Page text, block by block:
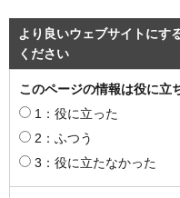
より良いウェブサイトにす
ください
このページの情報は役に立
1：役に立った
2：ふつう
3：役に立たなかった